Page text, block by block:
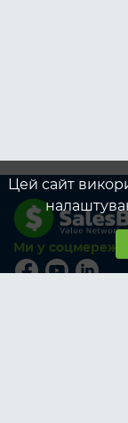
Ми у
Цей сайт